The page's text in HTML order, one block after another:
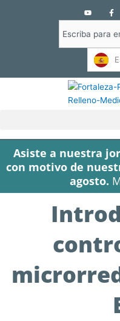
Y
o
u
t
u
b
F
a
c
e
b
o
f
en
Asiste a nuestra
con motivo de
agosto.